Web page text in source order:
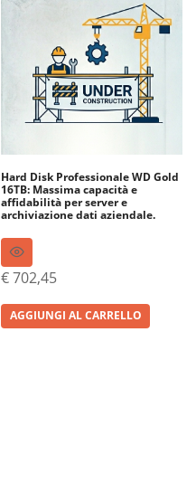
Hard Disk Professionale WD Gold
16TB: Massima capacità e
affidabilità per server e
archiviazione dati aziendale.
€702,45
AGGIUNGI AL CARRELLO